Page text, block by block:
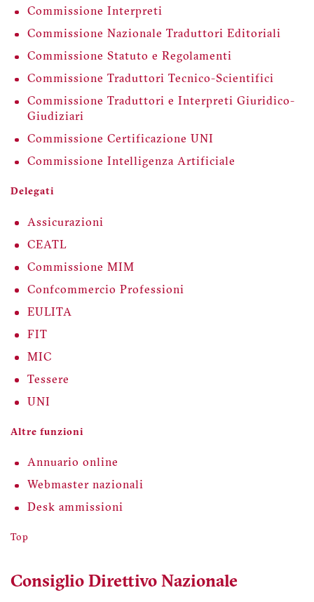
Commissione Interpreti
Commissione Nazionale Traduttori Editoriali
Commissione Statuto e Regolamenti
Commissione Traduttori Tecnico-Scientifici
Commissione Traduttori e Interpreti Giuridico-
Giudiziari
Commissione Certificazione UNI
Commissione Intelligenza Artificiale
Delegati
Assicurazioni
CEATL
Commissione MIM
Confcommercio Professioni
EULITA
FIT
MIC
Tessere
UNI
Altre funzioni
Annuario online
Webmaster nazionali
Desk ammissioni
Top
Consiglio Direttivo Nazionale